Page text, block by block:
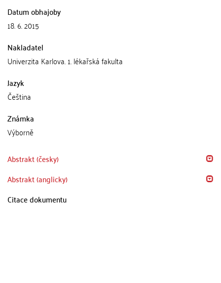
Datum obhajoby
18. 6. 2015
Nakladatel
Univerzita Karlova. 1. lékařská fakulta
Jazyk
Čeština
Známka
Výborně
Abstrakt (česky)
Abstrakt (anglicky)
Citace dokumentu